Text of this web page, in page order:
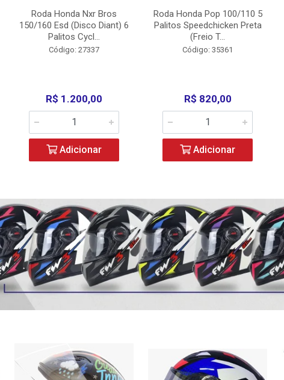
Roda Honda Nxr Bros
150/160 Esd (Disco Diant) 6
Palitos Cycl...
Código: 27337
R$ 1.200,00
Adicionar
Roda Honda Pop 100/110 5
Palitos Speedchicken Preta
(Freio T...
Código: 35361
R$ 820,00
Adicionar